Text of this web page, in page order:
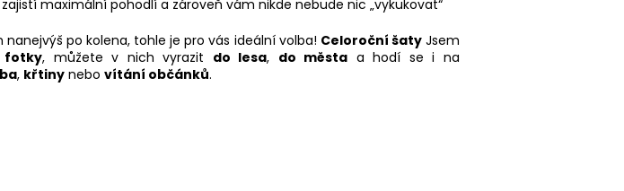
maximální pohodlí a zároveň vám nikde nebude nic „vykukovat“
po kolena, tohle je pro vás ideální volba! Celoroční šatyJsem
fotky, můžete v nich vyrazit do lesa, do města a hodí se i na
, křtiny nebo vítání občánků.